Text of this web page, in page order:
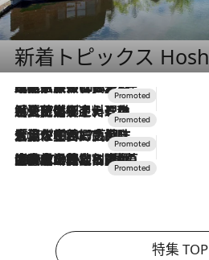
新着トピックス
2026.7.31
【ホテル帰省】という選択肢をOMOが提案。家族とほどよい距離を保つには「昼は実家、夜は気兼ねなくホテルで！」
2026.7.24
【夏限定ディナーコース】旬を迎える稚鮎や花ズッキーニなどをイタリア・トスカーナの郷土料理の手法で満喫！
2026.7.17
「土佐和ハーブかき氷」がOMO7高知に登場！生姜、山椒、大葉など目にも舌にも涼を呼ぶ郷土の味
2026.7.10
NEW OPEN！【界 草津】名湯の地に誕生。趣の異なる2種の温泉と上州ならではの会席・蕎麦割烹など美食を味わう究極の癒やし旅
特集 TOP